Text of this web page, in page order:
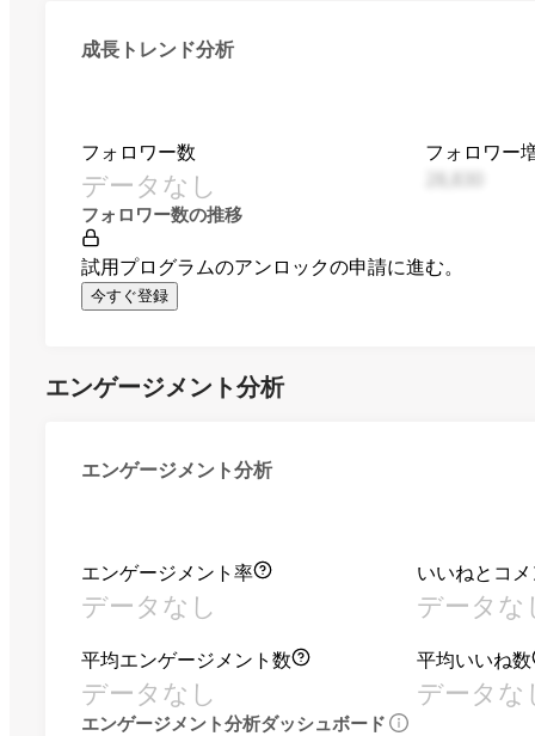
成長トレンド分析
フォロワー数
データなし
フォロワー
フォロワー数の推移
試用プログラムのアンロックの申請に進む。
今すぐ登録
エンゲージメント分析
エンゲージメント分析
エンゲージメント率
データなし
いいねとコ
データな
平均エンゲージメント数
データなし
平均いいね数
データな
エンゲージメント分析ダッシュボード